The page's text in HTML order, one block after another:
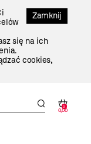
Zamknij
się na ich
cookies,
0
0,00